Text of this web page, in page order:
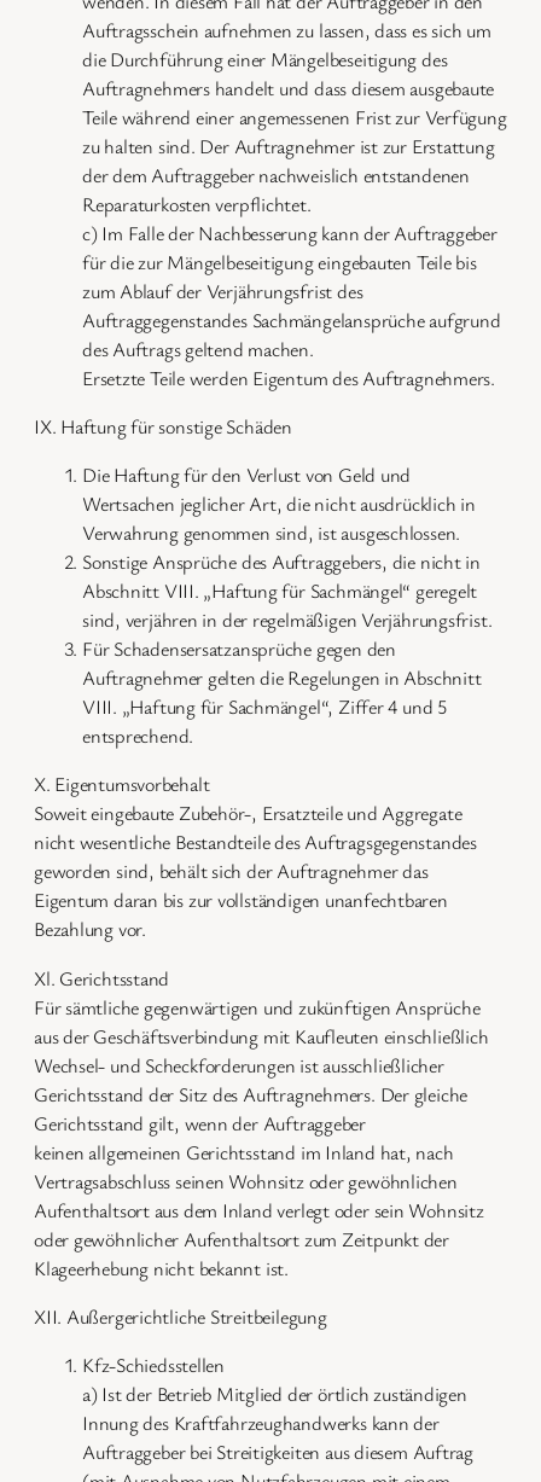
Auftragsschein aufnehmen zu lassen, dass es sich um
die Durchführung einer Mängelbeseitigung des
Auftragnehmers handelt und dass diesem ausgebaute
Teile während einer angemessenen Frist zur Verfügung
zu halten sind. Der Auftragnehmer ist zur Erstattung
der dem Auftraggeber nachweislich entstandenen
Reparaturkosten verpflichtet.
c) Im Falle der Nachbesserung kann der Auftraggeber
für die zur Mängelbeseitigung eingebauten Teile bis
zum Ablauf der Verjährungsfrist des
Auftraggegenstandes Sachmängelansprüche aufgrund
des Auftrags geltend machen.
Ersetzte Teile werden Eigentum des Auftragnehmers.
IX. Haftung für sonstige Schäden
Die Haftung für den Verlust von Geld und
Wertsachen jeglicher Art, die nicht ausdrücklich in
Verwahrung genommen sind, ist ausgeschlossen.
Sonstige Ansprüche des Auftraggebers, die nicht in
Abschnitt VIII. „Haftung für Sachmängel“ geregelt
sind, verjähren in der regelmäßigen Verjährungsfrist.
Für Schadensersatzansprüche gegen den
Auftragnehmer gelten die Regelungen in Abschnitt
VIII. „Haftung für Sachmängel“, Ziffer 4 und 5
entsprechend.
X. Eigentumsvorbehalt
Soweit eingebaute Zubehör-, Ersatzteile und Aggregate
nicht wesentliche Bestandteile des Auftragsgegenstandes
geworden sind, behält sich der Auftragnehmer das
Eigentum daran bis zur vollständigen unanfechtbaren
Bezahlung vor.
Xl. Gerichtsstand
Für sämtliche gegenwärtigen und zukünftigen Ansprüche
aus der Geschäftsverbindung mit Kaufleuten einschließlich
Wechsel- und Scheckforderungen ist ausschließlicher
Gerichtsstand der Sitz des Auftragnehmers. Der gleiche
Gerichtsstand gilt, wenn der Auftraggeber
keinen allgemeinen Gerichtsstand im Inland hat, nach
Vertragsabschluss seinen Wohnsitz oder gewöhnlichen
Aufenthaltsort aus dem Inland verlegt oder sein Wohnsitz
oder gewöhnlicher Aufenthaltsort zum Zeitpunkt der
Klageerhebung nicht bekannt ist.
XII. Außergerichtliche Streitbeilegung
Kfz-Schiedsstellen
a) Ist der Betrieb Mitglied der örtlich zuständigen
Innung des Kraftfahrzeughandwerks kann der
Auftraggeber bei Streitigkeiten aus diesem Auftrag